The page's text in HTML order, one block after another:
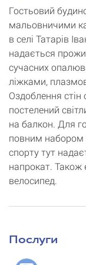
Гостьовий
мальовничими
в селі Татарів
надається
сучасних
ліжками,
Оздоблення стін
постелений
на балкон. Для
повним набором
спорту тут
напрокат. Також
велосипед.
Послуги